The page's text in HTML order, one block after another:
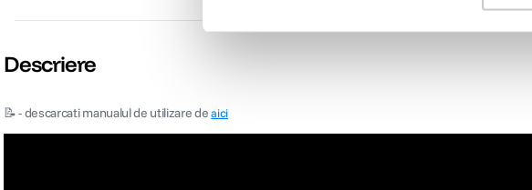
Descriere
📝 - descarcati manualul de utilizare deaici